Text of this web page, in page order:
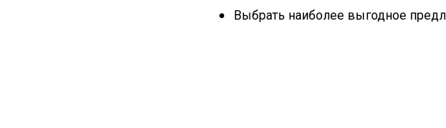
Выбрать наиболее выгодное